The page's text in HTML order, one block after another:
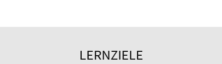
LERNZIELE